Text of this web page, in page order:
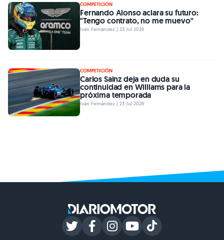
COMPETICIÓN
Fernando Alonso aclara su futuro:
"Tengo contrato, no me muevo"
Iván Fernández | 23 Jul 2026
COMPETICIÓN
Carlos Sainz deja en duda su
continuidad en Williams para la
próxima temporada
Iván Fernández | 23 Jul 2026